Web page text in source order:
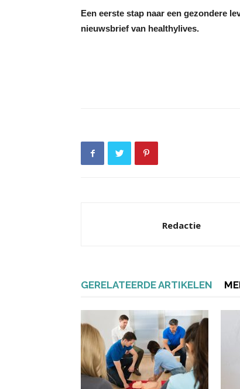
Een eerste stap naar een gezondere
nieuwsbrief van healthylives.
Redactie
GERELATEERDE ARTIKELEN